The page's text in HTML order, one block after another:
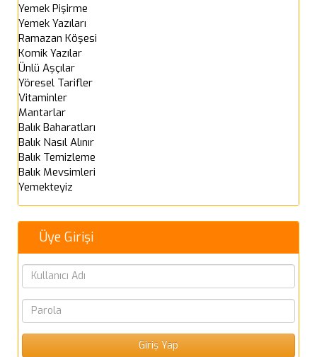
Yemek Pişirme
Yemek Yazıları
Ramazan Köşesi
Komik Yazılar
Ünlü Aşçılar
Yöresel Tarifler
Vitaminler
Mantarlar
Balık Baharatları
Balık Nasıl Alınır
Balık Temizleme
Balık Mevsimleri
Yemekteyiz
Üye Girişi